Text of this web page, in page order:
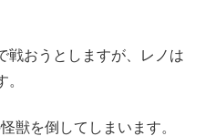
戦おうとしますが、レノは
獣を倒してしまいます。